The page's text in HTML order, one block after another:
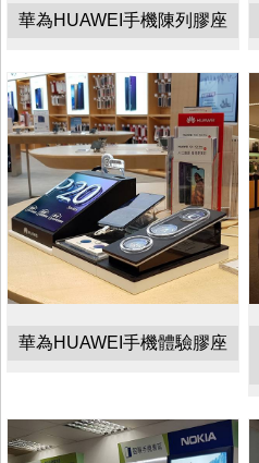
華為HUAWEI手機陳列膠座
華為HUAWEI手機體驗膠座